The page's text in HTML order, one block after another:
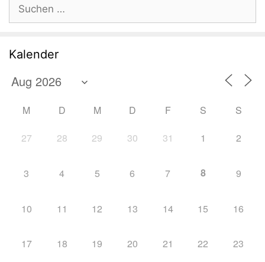
nach:
Kalender
M D M D F S S
27 28 29 30 31 1 2
3 4 5 6 7 8 9
10 11 12 13 14 15 16
17 18 19 20 21 22 23